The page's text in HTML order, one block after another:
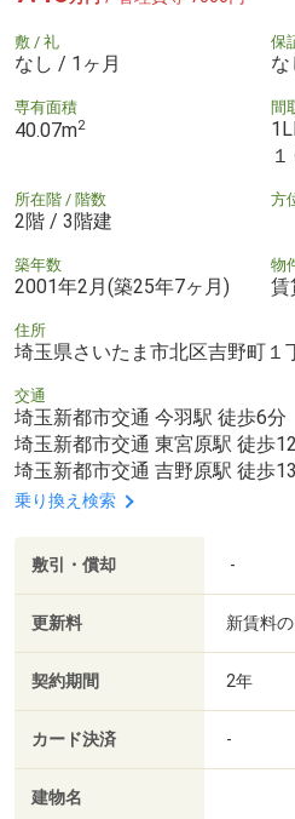
敷 / 礼
なし / 1ヶ月
保
な
専有面積
40.07m2
間
所在階 / 階数
2階 / 3階建
方
築年数
2001年2月(築25年7ヶ月)
物
賃
住所
埼玉県さいたま市北区吉野町
交通
埼玉新都市交通 今羽駅 徒歩6分
埼玉新都市交通 東宮原駅 徒歩
埼玉新都市交通 吉野原駅 徒歩
乗り換え検索
敷引・償却 -
更新料 新賃料
契約期間 2年
カード決済 -
建物名